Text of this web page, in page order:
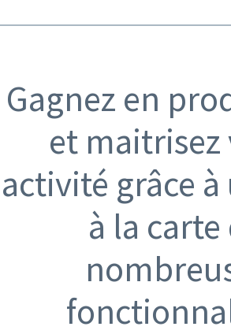
Gagnez en
et maitrisez
activité grâce
à la carte